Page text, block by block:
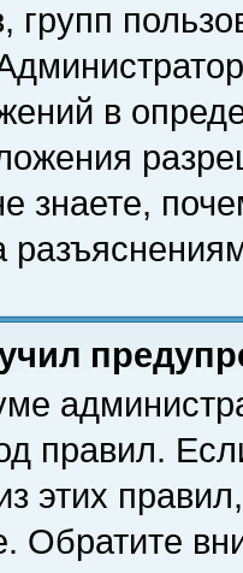
в
знаете,
правил.
этих
Обратите